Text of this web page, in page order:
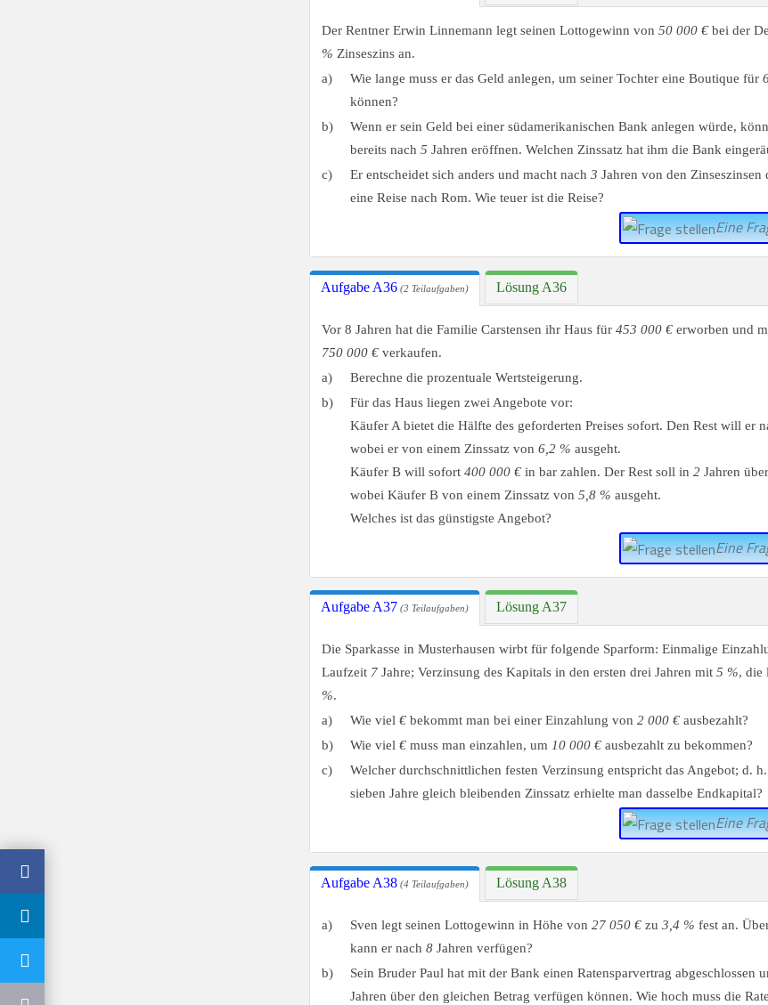
Der Rentner Erwin Linnemann legt seinen Lottogewinn von 50 000 € bei der
% Zinseszins an.
a)
Wie lange muss er das Geld anlegen, um seiner Tochter eine Boutique für
können?
b)
Wenn er sein Geld bei einer südamerikanischen Bank anlegen würde,
bereits nach 5 Jahren eröffnen. Welchen Zinssatz hat ihm die Bank
c)
Er entscheidet sich anders und macht nach 3 Jahren von den Zinseszinsen
eine Reise nach Rom. Wie teuer ist die Reise?
Eine
Aufgabe A36 (2 Teilaufgaben) Lösung A36
Vor 8 Jahren hat die Familie Carstensen ihr Haus für 453 000 € erworben und
750 000 € verkaufen.
a)
Berechne die prozentuale Wertsteigerung.
b)
Für das Haus liegen zwei Angebote vor:
Käufer A bietet die Hälfte des geforderten Preises sofort. Den Rest will er
wobei er von einem Zinssatz von 6,2 % ausgeht.
Käufer B will sofort 400 000 € in bar zahlen. Der Rest soll in 2 Jahren
wobei Käufer B von einem Zinssatz von 5,8 % ausgeht.
Welches ist das günstigste Angebot?
Eine
Aufgabe A37 (3 Teilaufgaben) Lösung A37
Die Sparkasse in Musterhausen wirbt für folgende Sparform: Einmalige
Laufzeit 7 Jahre; Verzinsung des Kapitals in den ersten drei Jahren mit 5 %, die
%.
a)
Wie viel € bekommt man bei einer Einzahlung von 2 000 € ausbezahlt?
b)
Wie viel € muss man einzahlen, um 10 000 € ausbezahlt zu bekommen?
c)
Welcher durchschnittlichen festen Verzinsung entspricht das Angebot; d.
sieben Jahre gleich bleibenden Zinssatz erhielte man dasselbe Endkapital?
Eine
Aufgabe A38 (4 Teilaufgaben) Lösung A38
a) Sven legt seinen Lottogewinn in Höhe von 27 050 € zu 3,4 % fest an.
kann er nach 8 Jahren verfügen?
b)
Sein Bruder Paul hat mit der Bank einen Ratensparvertrag abgeschlossen
Jahren über den gleichen Betrag verfügen können. Wie hoch muss die